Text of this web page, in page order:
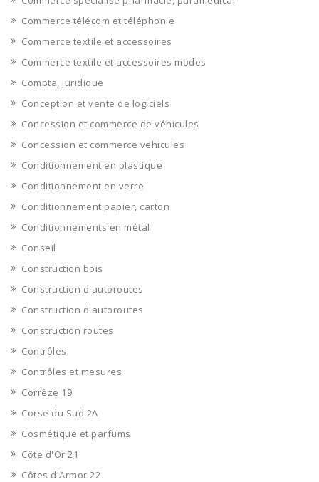
Commerce télécom et téléphonie
Commerce textile et accessoires
Commerce textile et accessoires modes
Compta, juridique
Conception et vente de logiciels
Concession et commerce de véhicules
Concession et commerce vehicules
Conditionnement en plastique
Conditionnement en verre
Conditionnement papier, carton
Conditionnements en métal
Conseil
Construction bois
Construction d'autoroutes
Construction d'autoroutes
Construction routes
Contrôles
Contrôles et mesures
Corrèze 19
Corse du Sud 2A
Cosmétique et parfums
Côte d'Or 21
Côtes d'Armor 22